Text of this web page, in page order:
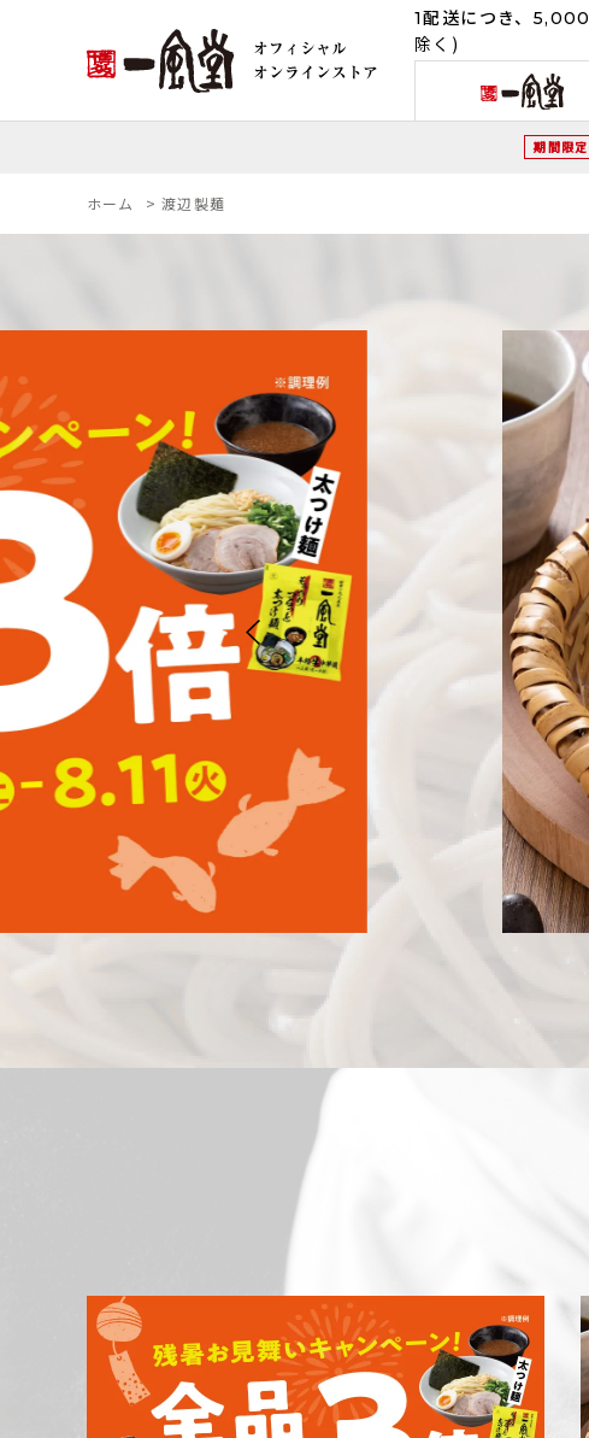
1配送につき、5,000
除く)
期間限定
ホーム >渡辺製麺